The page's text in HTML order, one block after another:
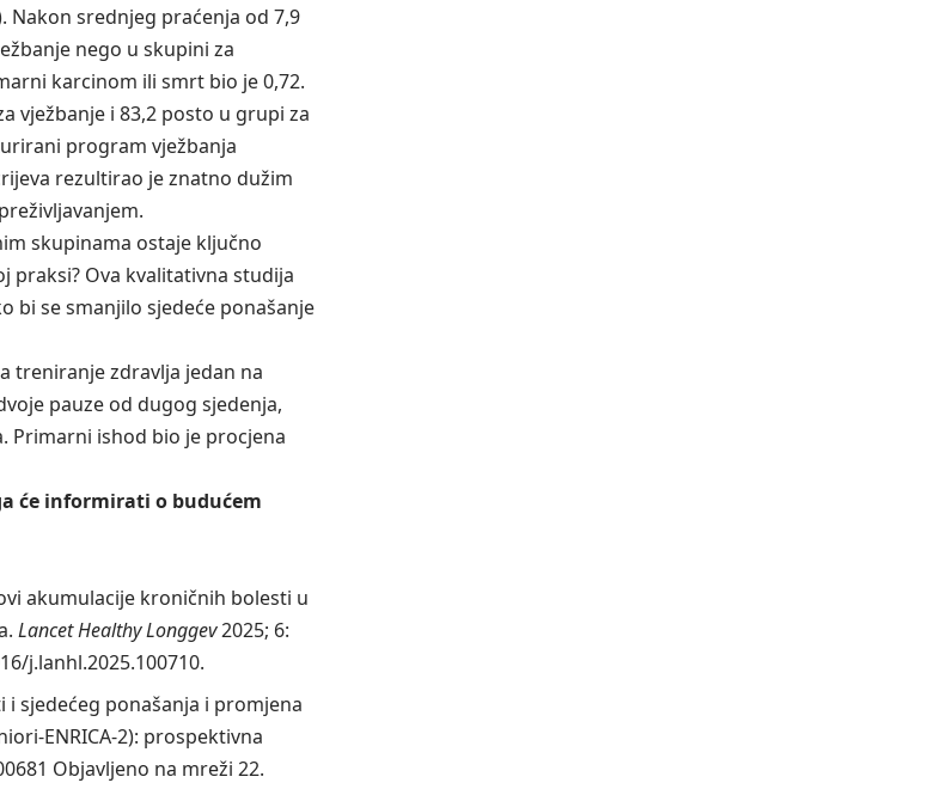
Nakon srednjeg praćenja od 7,9
nego u skupini za
karcinom ili smrt bio je 0,72.
vježbanje i 83,2 posto u grupi za
program vježbanja
rezultirao je znatno dužim
skupinama ostaje ključno
praksi? Ova kvalitativna studija
bi se smanjilo sjedeće ponašanje
treniranje zdravlja jedan na
pauze od dugog sjedenja,
ishod bio je procjena
će informirati o budućem
akumulacije kroničnih bolesti u
Lancet Healthy Longgev2025; 6:
j.lanhl.2025.100710.
sjedećeg ponašanja i promjena
ENRICA-2): prospektivna
Objavljeno na mreži 22.